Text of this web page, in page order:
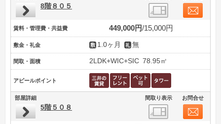
8階８０５
賃料・管理費・共益費 449,000円 15,000円
敷金・礼金 1.0ヶ月 無
間取・面積 2LDK+WIC+SIC 78.95㎡
アピールポイント
部屋詳細 間取り表示 お問合せ
5階５０８